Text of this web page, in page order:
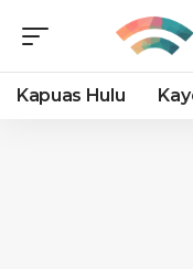
Kapuas Hulu